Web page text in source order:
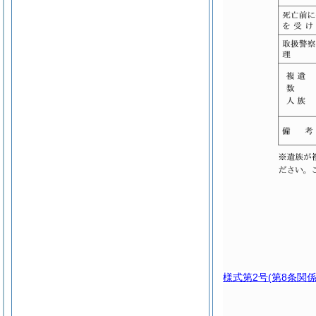
様式第2号(第8条関